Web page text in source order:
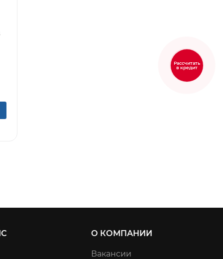
О КОМПАНИИ
Вакансии
Рассчитать
в кредит